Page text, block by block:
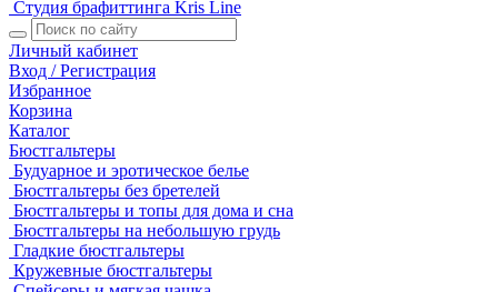
Студия брафиттинга Kris Line
Личный кабинет
Вход / Регистрация
Избранное
Корзина
Каталог
Бюстгальтеры
Будуарное и эротическое белье
Бюстгальтеры без бретелей
Бюстгальтеры и топы для дома и сна
Бюстгальтеры на небольшую грудь
Гладкие бюстгальтеры
Кружевные бюстгальтеры